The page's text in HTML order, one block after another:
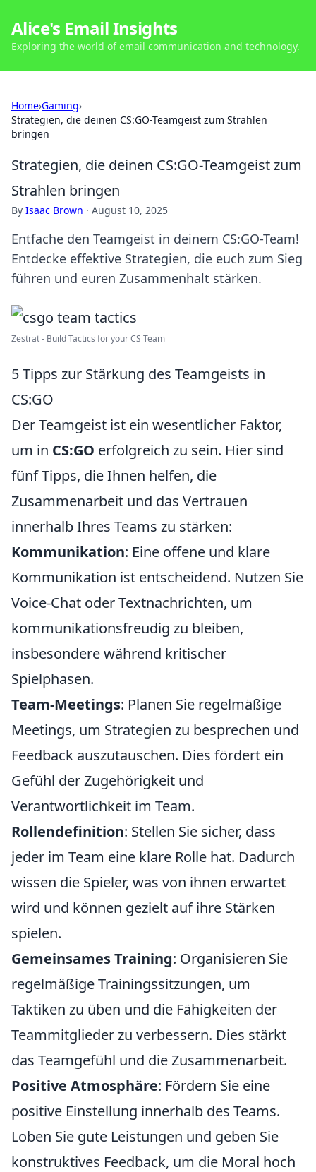
Alice's Email Insights
Exploring the world of email communication and technology.
Home›Gaming›
Strategien, die deinen CS:GO-Teamgeist zum Strahlen
bringen
Strategien, die deinen CS:GO-Teamgeist zum
Strahlen bringen
By Isaac Brown · August 10, 2025
Entfache den Teamgeist in deinem CS:GO-Team!
Entdecke effektive Strategien, die euch zum Sieg
führen und euren Zusammenhalt stärken.
Zestrat - Build Tactics for your CS Team
5 Tipps zur Stärkung des Teamgeists in
CS:GO
Der Teamgeist ist ein wesentlicher Faktor,
um in CS:GO erfolgreich zu sein. Hier sind
fünf Tipps, die Ihnen helfen, die
Zusammenarbeit und das Vertrauen
innerhalb Ihres Teams zu stärken:
Kommunikation: Eine offene und klare
Kommunikation ist entscheidend. Nutzen Sie
Voice-Chat oder Textnachrichten, um
kommunikationsfreudig zu bleiben,
insbesondere während kritischer
Spielphasen.
Team-Meetings: Planen Sie regelmäßige
Meetings, um Strategien zu besprechen und
Feedback auszutauschen. Dies fördert ein
Gefühl der Zugehörigkeit und
Verantwortlichkeit im Team.
Rollendefinition: Stellen Sie sicher, dass
jeder im Team eine klare Rolle hat. Dadurch
wissen die Spieler, was von ihnen erwartet
wird und können gezielt auf ihre Stärken
spielen.
Gemeinsames Training: Organisieren Sie
regelmäßige Trainingssitzungen, um
Taktiken zu üben und die Fähigkeiten der
Teammitglieder zu verbessern. Dies stärkt
das Teamgefühl und die Zusammenarbeit.
Positive Atmosphäre: Fördern Sie eine
positive Einstellung innerhalb des Teams.
Loben Sie gute Leistungen und geben Sie
konstruktives Feedback, um die Moral hoch